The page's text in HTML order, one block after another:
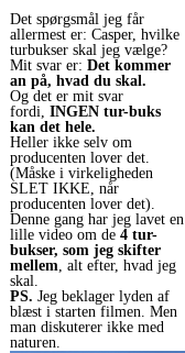
Det spørgsmål jeg får
allermest er: Casper, hvilke
turbukser skal jeg vælge?
Mit svar er: Det kommer
an på, hvad du skal.
Og det er mit svar
fordi, INGEN tur-buks
kan det hele.
Heller ikke selv om
producenten lover det.
(Måske i virkeligheden
SLET IKKE, når
producenten lover det).
Denne gang har jeg lavet en
lille video om de 4 tur-
bukser, som jeg skifter
mellem, alt efter, hvad jeg
skal.
PS. Jeg beklager lyden af
blæst i starten filmen. Men
man diskuterer ikke med
naturen.